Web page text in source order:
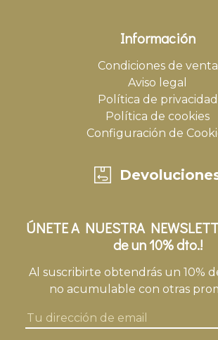
Información
Condiciones de venta
Aviso legal
Política de privacidad
Política de cookies
Configuración de
ÚNETE A NUESTRA
de un 10% dto.!
Al suscribirte obtendrás un 10%
no acumulable con otras